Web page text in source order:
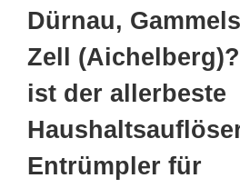
Dürnau,
Zell
ist der allerbeste
Entrümpler für